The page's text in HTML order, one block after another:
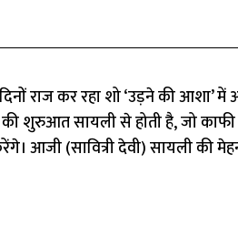
राज कर रहा शो ‘उड़ने की आशा’ में
की शुरुआत सायली से होती है, जो
आजी (सावित्री देवी) सायली